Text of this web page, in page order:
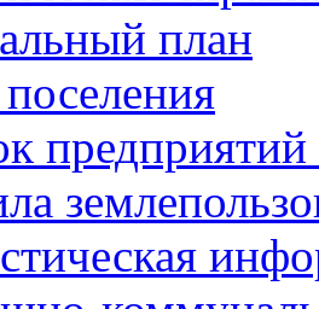
план
предприятий